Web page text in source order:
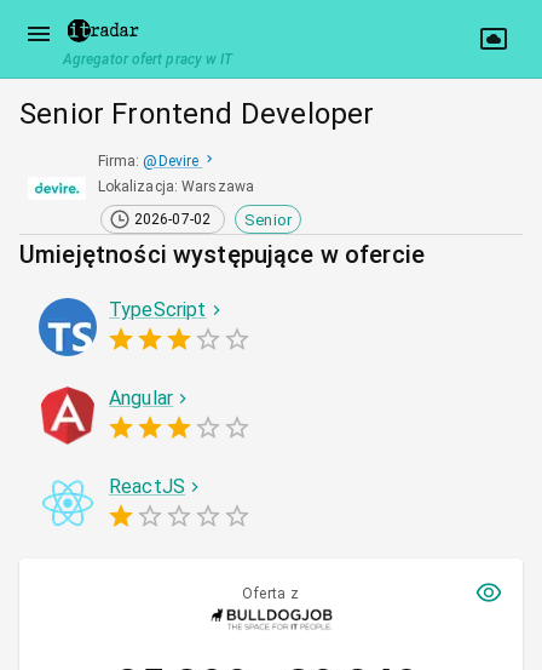
Agregator ofert pracy w IT
Senior Frontend Developer
Firma: @ Devire
Lokalizacja:Warszawa
2026-07-02
Senior
Umiejętności występujące w ofercie
TypeScript
Angular
ReactJS
Oferta z